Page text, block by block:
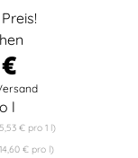
l
€ pro 1 l)
€ pro l)